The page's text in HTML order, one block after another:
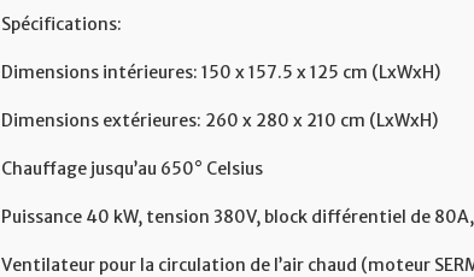
Spécifications:
Dimensions intérieures: 150 x 157.5 x 125 cm (LxWxH)
Dimensions extérieures: 260 x 280 x 210 cm (LxWxH)
Chauffage jusqu’au 650° Celsius
Puissance 40 kW, tension 380V, block différentiel de
Ventilateur pour la circulation de l’air chaud (moteur